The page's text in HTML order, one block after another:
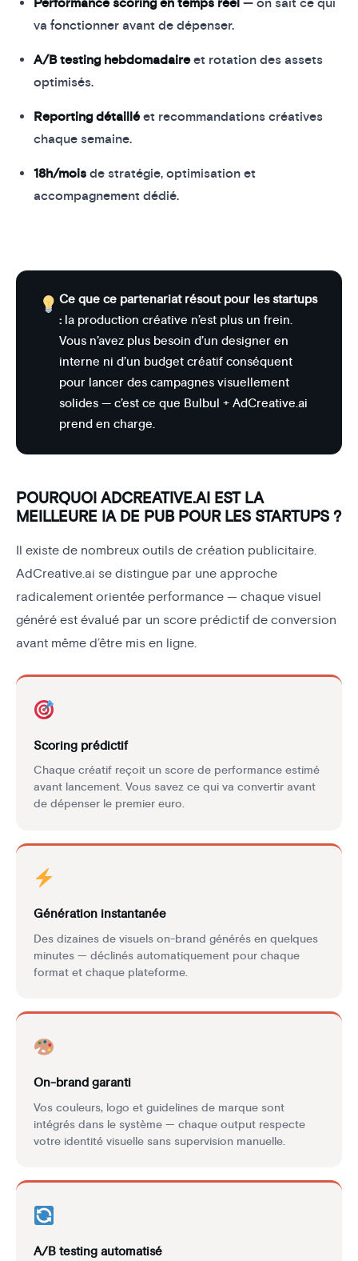
va fonctionner avant de dépenser.
A/B testing hebdomadaireet rotation des assets
optimisés.
Reporting détailléet recommandations créatives
chaque semaine.
18h/mois de stratégie, optimisation et
accompagnement dédié.
Ce que ce partenariat résout pour les startups
:la production créative n’est plus un frein.
Vous n’avez plus besoin d’un designer en
interne ni d’un budget créatif conséquent
pour lancer des campagnes visuellement
solides — c’est ce que Bulbul + AdCreative.ai
prend en charge.
POURQUOI ADCREATIVE.AI EST LA
MEILLEURE IA DE PUB POUR LES STARTUPS ?
Il existe de nombreux outils de création publicitaire.
AdCreative.ai se distingue par une approche
radicalement orientée performance — chaque visuel
généré est évalué par un score prédictif de conversion
avant même d’être mis en ligne.
Scoring prédictif
Chaque créatif reçoit un score de performance estimé
avant lancement. Vous savez ce qui va convertir avant
de dépenser le premier euro.
Génération instantanée
Des dizaines de visuels on-brand générés en quelques
minutes — déclinés automatiquement pour chaque
format et chaque plateforme.
On-brand garanti
Vos couleurs, logo et guidelines de marque sont
intégrés dans le système — chaque output respecte
votre identité visuelle sans supervision manuelle.
A/B testing automatisé